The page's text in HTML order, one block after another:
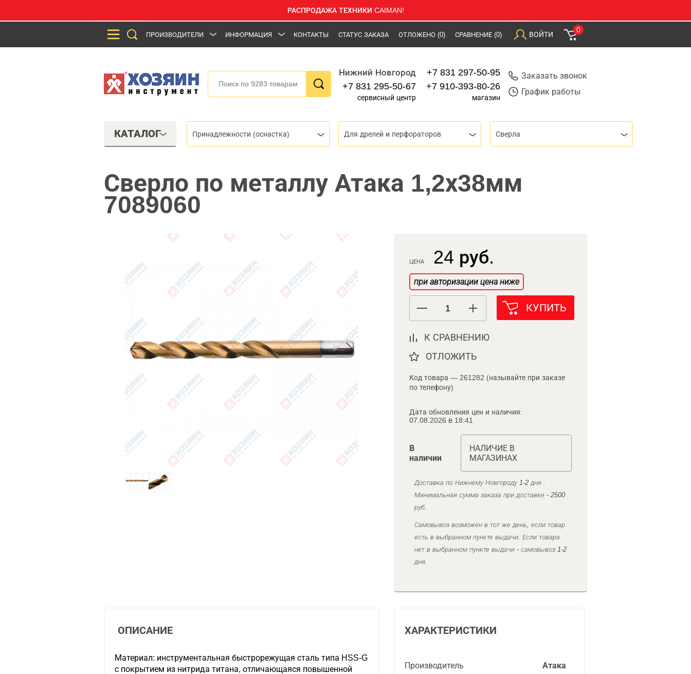
РАСПРОДАЖА ТЕХНИКИ CAIMAN!
ПРОИЗВОДИТЕЛИ ИНФОРМАЦИЯ КОНТАКТЫ СТАТУС ЗАКАЗА ОТЛОЖЕНО (0) СРАВНЕНИЕ (0) ВОЙТИ
0
Нижний Новгород
+7 831 295-50-67
сервисный центр
+7 831 297-50-95
+7 910-393-80-26
магазин
Заказать звонок
График работы
КАТАЛОГ Принадлежности (оснастка) Для дрелей и перфораторов Сверла
Сверло по металлу Атака 1,2х38мм
7089060
ЦЕНА 24 руб.
при авторизации цена ниже
КУПИТЬ
К СРАВНЕНИЮ
ОТЛОЖИТЬ
Код товара — 261282 (называйте при заказе
по телефону)
Дата обновления цен и наличия:
07.08.2026 в 18:41
В
наличии
НАЛИЧИЕ В
МАГАЗИНАХ
Доставка по Нижнему Новгороду 1-2 дня .
Минимальная сумма заказа при доставке - 2500
руб.
Самовывоз возможен в тот же день, если товар
есть в выбранном пункте выдачи. Если товара
нет в выбранном пункте выдачи - самовывоз 1-2
дня.
ХАРАКТЕРИСТИКИ
Производитель Атака
ОПИСАНИЕ
Материал: инструментальная быстрорежущая сталь типа HSS-G
с покрытием из нитрида титана, отличающаяся повышенной